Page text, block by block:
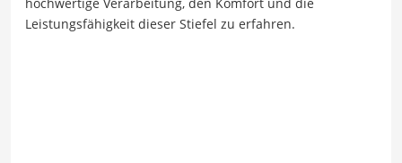
Leistungsfähigkeit dieser Stiefel zu erfahren.